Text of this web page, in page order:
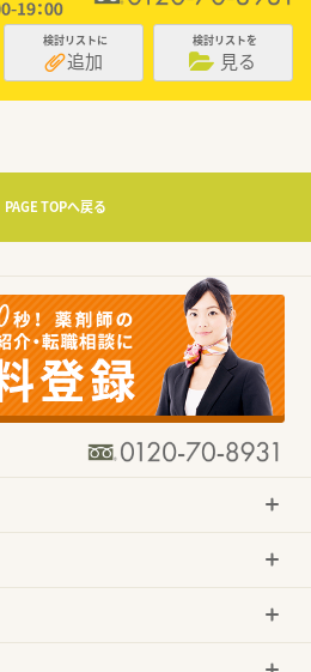
検討リストに
追加
検討リストを
見る
PAGE TOPへ戻る